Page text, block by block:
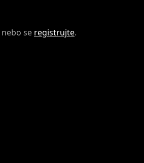
nebo se registrujte.